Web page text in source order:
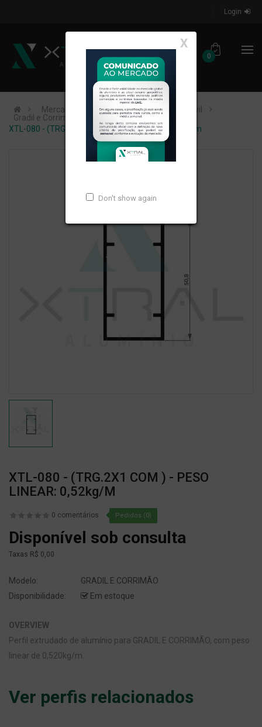
Login
0
X
Don't show again
Mercados de Atuação
Construção Civil
Gradil e Corrimão
XTL-080 - (TRG.2X1 COM ) - PESO LINEAR: 0,52kg/m
XTL-080 - (TRG.2X1 COM ) - PESO
LINEAR: 0,52kg/m
0 comentários Pedidos (0)
Disponível sob consulta
Taxas R$ 0,00
Modelo:
GRADIL E CORRIMÃO
Disponibilidade:
Em estoque
OVERVIEW
Perfil extrudado de alumínio para GRADIL E CORRIMÃO, com peso
linear de 0,520kg/m.
Ver perfis relacionados